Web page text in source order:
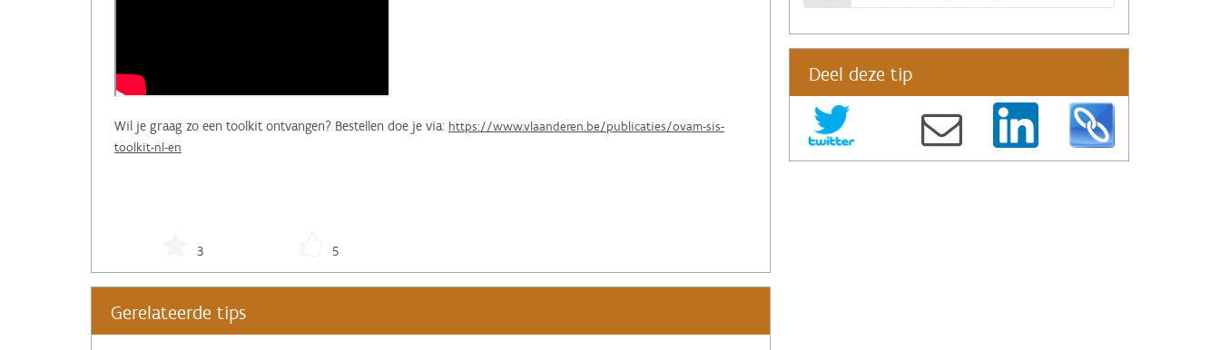
Wil je graag zo een toolkit ontvangen? Bestellen doe je via: https://www.vlaanderen.be/publicaties/ovam-sis-
toolkit-nl-en
3 5
Gerelateerde tips
Deel deze tip